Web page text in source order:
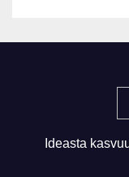
Ideasta